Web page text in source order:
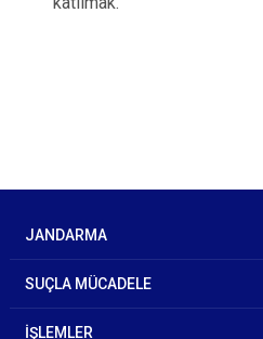
JANDARMA
SUÇLA MÜCADELE
İŞLEMLER